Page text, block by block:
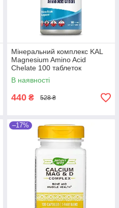
Мінеральний комплекс KAL
Magnesium Amino Acid
Chelate 100 таблеток
В наявності
440 ₴ 528 ₴
–17%